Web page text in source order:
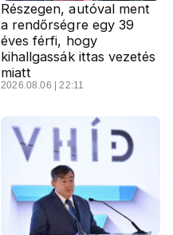
Részegen, autóval ment
a rendőrségre egy 39
éves férfi, hogy
kihallgassák ittas vezetés
miatt
2026.08.06 | 22:11